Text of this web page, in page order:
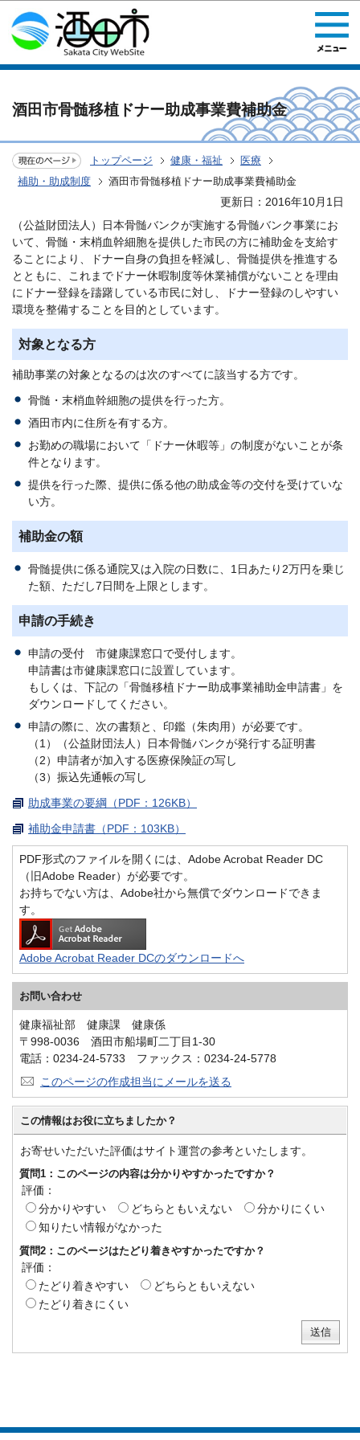
このページの本文へ移動
酒田市骨髄移植ドナー助成事業費補助金
トップページ 健康・福祉
医療
補助・助成制度
酒田市骨髄移植ドナー助成事業費補助金
更新日：2016年10月1日
（公益財団法人）日本骨髄バンクが実施する骨髄バンク事業にお
いて、骨髄・末梢血幹細胞を提供した市民の方に補助金を支給す
ることにより、ドナー自身の負担を軽減し、骨髄提供を推進する
とともに、これまでドナー休暇制度等休業補償がないことを理由
にドナー登録を躊躇している市民に対し、ドナー登録のしやすい
環境を整備することを目的としています。
対象となる方
補助事業の対象となるのは次のすべてに該当する方です。
骨髄・末梢血幹細胞の提供を行った方。
酒田市内に住所を有する方。
お勤めの職場において「ドナー休暇等」の制度がないことが条
件となります。
提供を行った際、提供に係る他の助成金等の交付を受けていな
い方。
補助金の額
骨髄提供に係る通院又は入院の日数に、1日あたり2万円を乗じ
た額、ただし7日間を上限とします。
申請の手続き
申請の受付 市健康課窓口で受付します。
申請書は市健康課窓口に設置しています。
もしくは、下記の「骨髄移植ドナー助成事業補助金申請書」を
ダウンロードしてください。
申請の際に、次の書類と、印鑑（朱肉用）が必要です。
（1）（公益財団法人）日本骨髄バンクが発行する証明書
（2）申請者が加入する医療保険証の写し
（3）振込先通帳の写し
助成事業の要綱（PDF：126KB）
補助金申請書（PDF：103KB）
PDF形式のファイルを開くには、Adobe Acrobat Reader DC
（旧Adobe Reader）が必要です。
お持ちでない方は、Adobe社から無償でダウンロードできま
す。
Adobe Acrobat Reader DCのダウンロードへ
お問い合わせ
健康福祉部 健康課 健康係
〒998-0036 酒田市船場町二丁目1-30
電話：0234-24-5733 ファックス：0234-24-5778
このページの作成担当にメールを送る
この情報はお役に立ちましたか？
お寄せいただいた評価はサイト運営の参考といたします。
質問1：このページの内容は分かりやすかったですか？
評価：
分かりやすい
どちらともいえない
分かりにくい
知りたい情報がなかった
質問2：このページはたどり着きやすかったですか？
評価：
たどり着きやすい
どちらともいえない
たどり着きにくい